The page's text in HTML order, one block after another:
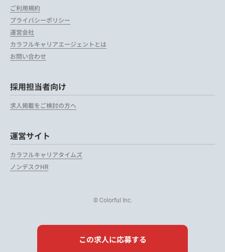
この求人に応募する
ご利用規約
プライバシーポリシー
運営会社
カラフルキャリアエージェントとは
お問い合わせ
採用担当者向け
求人掲載をご検討の方へ
運営サイト
カラフルキャリアタイムズ
ノンデスクHR
© Colorful Inc.